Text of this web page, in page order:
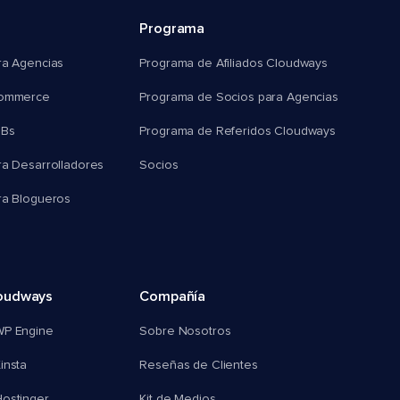
Agencias
Desarrolladores
Blogueros
Programa
Programa de Afiliados Cloudways
Programa de Socios para Agencias
Programa de Referidos Cloudways
Socios
Engine
Compañía
Sobre Nosotros
Reseñas de Clientes